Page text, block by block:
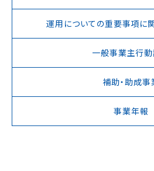
運用についての重要事項に
一般事業主行
補助・助成事
事業年報